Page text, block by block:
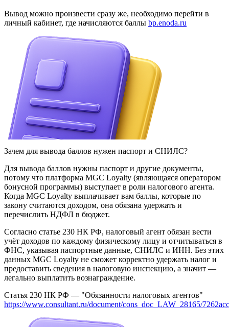
Вывод можно произвести сразу же, необходимо перейти в
личный кабинет, где начисляются баллы bp.enoda.ru
Зачем для вывода баллов нужен паспорт и СНИЛС?
Для вывода баллов нужны паспорт и другие документы,
потому что платформа MGC Loyalty (являющаяся оператором
бонусной программы) выступает в роли налогового агента.
Когда MGC Loyalty выплачивает вам баллы, которые по
закону считаются доходом, она обязана удержать и
перечислить НДФЛ в бюджет.
Согласно статье 230 НК РФ, налоговый агент обязан вести
учёт доходов по каждому физическому лицу и отчитываться в
ФНС, указывая паспортные данные, СНИЛС и ИНН. Без этих
данных MGC Loyalty не сможет корректно удержать налог и
предоставить сведения в налоговую инспекцию, а значит —
легально выплатить вознаграждение.
Статья 230 НК РФ — "Обязанности налоговых агентов"
https://www.consultant.ru/document/cons_doc_LAW_28165/